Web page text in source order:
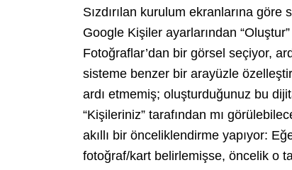
Sızdırılan kurulum ekranlarına göre
Google Kişiler ayarlarından
Fotoğraflar’dan bir görsel seçiyor,
sisteme benzer bir arayüzle
ardı etmemiş; oluşturduğunuz bu
“Kişileriniz” tarafından mı
akıllı bir önceliklendirme yapıyor:
fotoğraf/kart belirlemişse, öncelik o